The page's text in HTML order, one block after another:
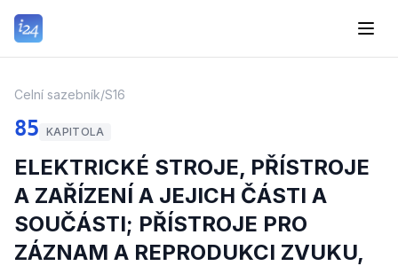
Celní sazebník/S16
85 KAPITOLA
ELEKTRICKÉ STROJE, PŘÍSTROJE
A ZAŘÍZENÍ A JEJICH ČÁSTI A
SOUČÁSTI; PŘÍSTROJE PRO
ZÁZNAM A REPRODUKCI ZVUKU,